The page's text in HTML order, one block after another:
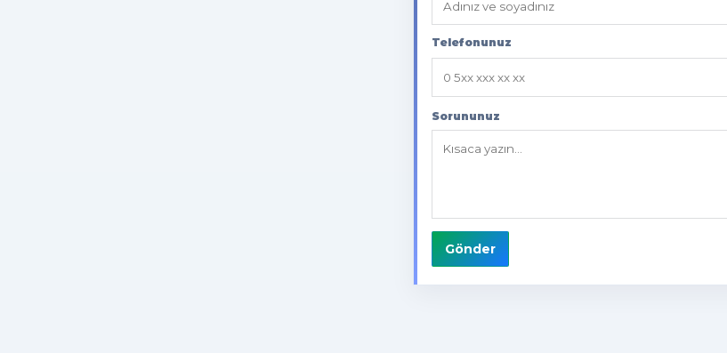
Telefonunuz
Sorununuz
Gönder